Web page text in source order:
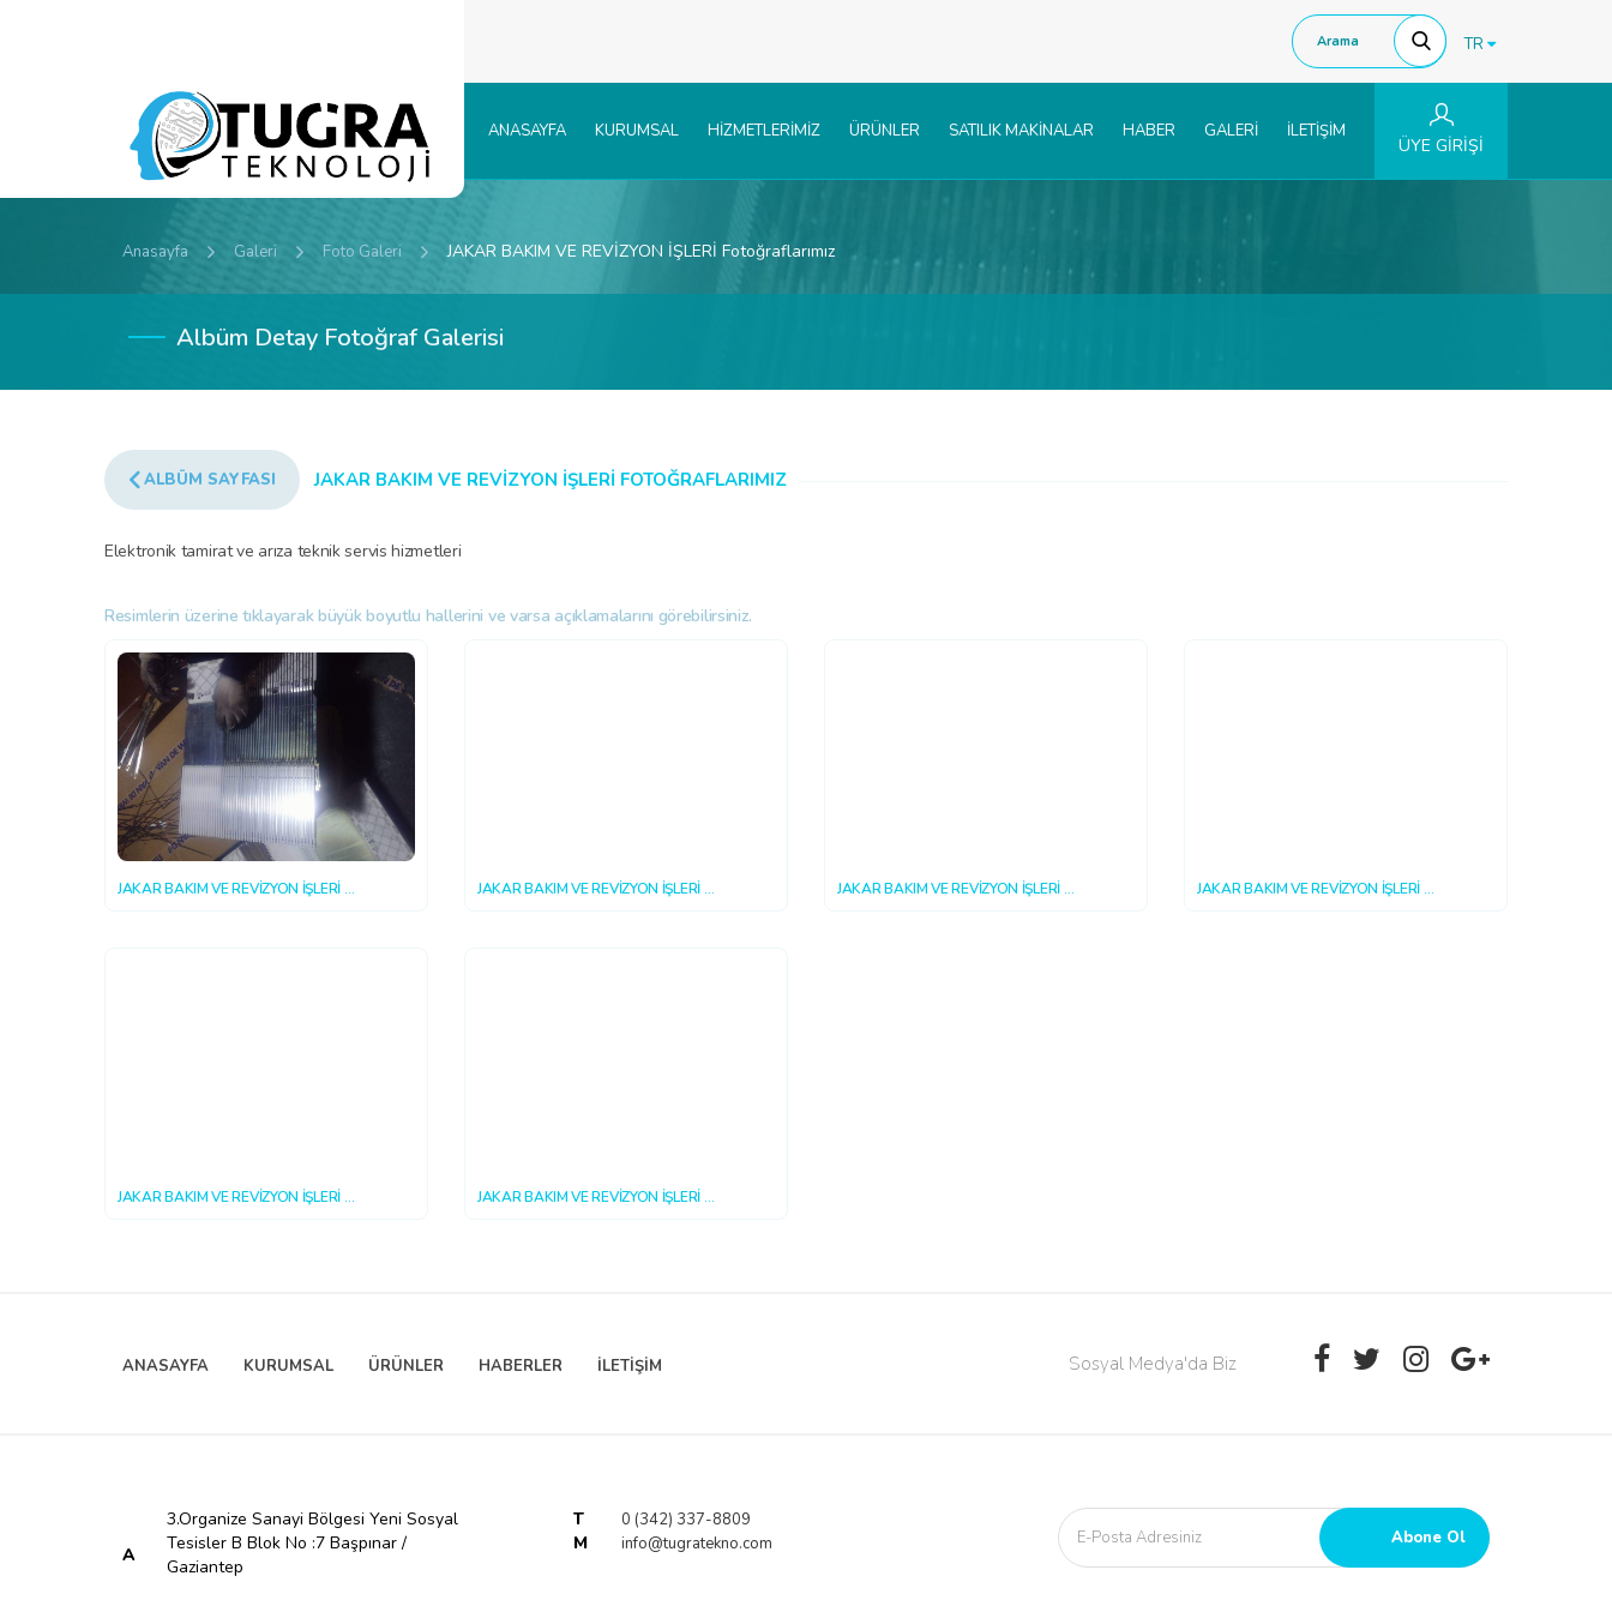
TR
ANASAYFA KURUMSAL HİZMETLERİMİZ ÜRÜNLER SATILIK MAKİNALAR HABER GALERİ İLETİŞİM
ÜYE GİRİŞİ
Anasayfa Galeri Foto Galeri JAKAR BAKIM VE REVİZYON İŞLERİ Fotoğraflarımız
Albüm Detay Fotoğraf Galerisi
ALBÜM SAYFASI JAKAR BAKIM VE REVİZYON İŞLERİ FOTOĞRAFLARIMIZ
Elektronik tamirat ve arıza teknik servis hizmetleri
Resimlerin üzerine tıklayarak büyük boyutlu hallerini ve varsa açıklamalarını görebilirsiniz.
JAKAR BAKIM VE REVİZYON İŞLERİ
JAKAR BAKIM VE REVİZYON İŞLERİ
JAKAR BAKIM VE REVİZYON İŞLERİ
JAKAR BAKIM VE REVİZYON İŞLERİ
JAKAR BAKIM VE REVİZYON İŞLERİ
JAKAR BAKIM VE REVİZYON İŞLERİ
ANASAYFA KURUMSAL ÜRÜNLER HABERLER İLETİŞİM Sosyal Medya'da Biz
A
3.Organize Sanayi Bölgesi Yeni Sosyal
Tesisler B Blok No :7 Başpınar /
Gaziantep
T 0 (342) 337-8809
M info@tugratekno.com